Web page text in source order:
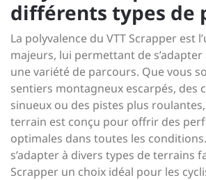
différents types de
La polyvalence du VTT Scrapper est
majeurs, lui permettant de s’adapter
une variété de parcours. Que vous
sentiers montagneux escarpés, des
sinueux ou des pistes plus
terrain est conçu pour offrir des
optimales dans toutes les
s’adapter à divers types de terrains
Scrapper un choix idéal pour les